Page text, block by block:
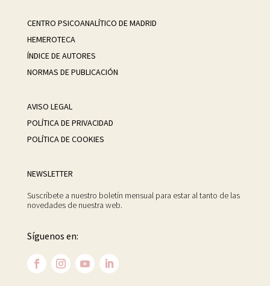
CENTRO PSICOANALÍTICO DE MADRID
HEMEROTECA
ÍNDICE DE AUTORES
NORMAS DE PUBLICACIÓN
AVISO LEGAL
POLÍTICA DE PRIVACIDAD
POLÍTICA DE COOKIES
NEWSLETTER
Suscríbete a nuestro boletín mensual para estar al tanto de las
novedades de nuestra web.
Síguenos en: